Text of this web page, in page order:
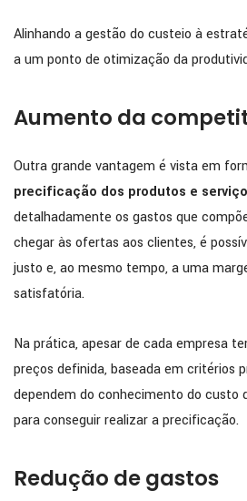
Alinhando a gestão do custeio à
a um ponto de otimização da
Aumento da
Outra grande vantagem é vista em
precificação dos produtos e
detalhadamente os gastos que
chegar às ofertas aos clientes, é
justo e, ao mesmo tempo, a uma
satisfatória.
Na prática, apesar de cada empresa
preços definida, baseada em critérios
dependem do conhecimento do custo
para conseguir realizar a precificação.
Redução de gastos